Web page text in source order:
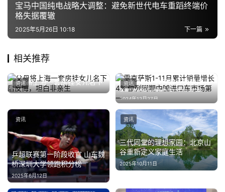
宝马中国纯电战略大调整：避免新世代电车重蹈终端价
格失据覆辙
下一篇
2025年5月26日 10:18
相关推荐
父母将上海一套房挂女儿名下
后反悔，坦白非亲生
2024年12月10日
资讯
雷克萨斯1-11月累计销量增长
4% 位列同期中国进口车市场
第一
2024年12月27日
资讯
乒超联赛第一阶段收官 山东魏
桥深圳大学领跑积分榜
2025年6月12日
资讯
三代同堂的理想家园：北京山
谷重新定义家庭生活
2025年10月11日
资讯